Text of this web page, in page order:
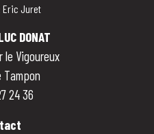
Eric Juret
DONAT
le Vigoureux
Tampon
24 36